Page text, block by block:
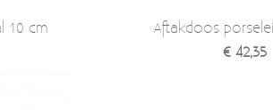
10 cm
Aftakdoos
€ 42,35